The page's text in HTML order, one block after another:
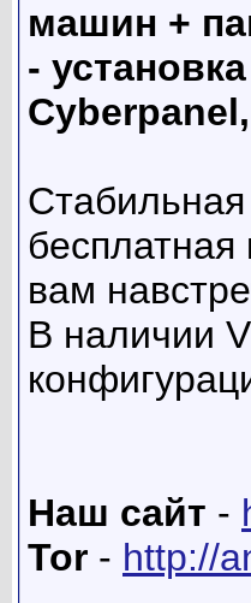
машин +
-
вам
В наличии
Наш сайт -
Tor - http://